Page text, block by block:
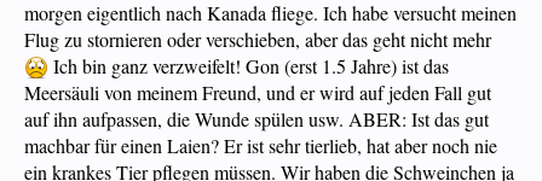
morgen eigentlich nach Kanada fliege. Ich habe versucht meinen
Flug zu stornieren oder verschieben, aber das geht nicht mehr
Ich bin ganz verzweifelt! Gon (erst 1.5 Jahre) ist das
Meersäuli von meinem Freund, und er wird auf jeden Fall gut
auf ihn aufpassen, die Wunde spülen usw. ABER: Ist das gut
machbar für einen Laien? Er ist sehr tierlieb, hat aber noch nie
ein krankes Tier pflegen müssen. Wir haben die Schweinchen ja